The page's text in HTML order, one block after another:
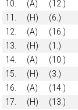
10.
(A) (12.)
11.
(H) (6.)
12.
(A) (16.)
13.
(H) (1.)
14.
(A) (10.)
15.
(H) (3.)
16.
(A) (14.)
17.
(H) (13.)